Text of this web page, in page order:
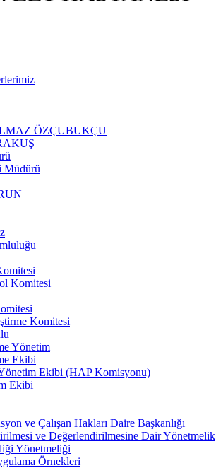
ÖZÇUBUKÇU
Müdürü
Komitesi
Komitesi
Yönetim
Ekibi
Ekibi (HAP Komisyonu)
Ekibi
ve Çalışan Hakları Daire Başkanlığı
ve Değerlendirilmesine Dair Yönetmelik
Yönetmeliği
Örnekleri